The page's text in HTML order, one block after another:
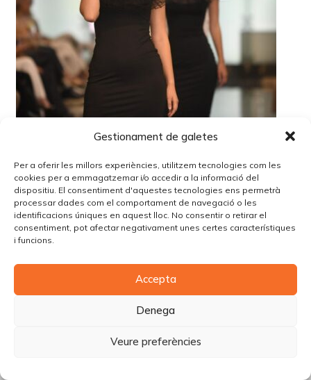
Gestionament de galetes
Per a oferir les millors experiències, utilitzem tecnologies com les
cookies per a emmagatzemar i/o accedir a la informació del
dispositiu. El consentiment d'aquestes tecnologies ens permetrà
processar dades com el comportament de navegació o les
identificacions úniques en aquest lloc. No consentir o retirar el
consentiment, pot afectar negativament unes certes característiques
i funcions.
Accepta
Denega
Veure preferències
© Copyright Piùbella Models Agency2026
Creative Corner Agency
Política de cookies